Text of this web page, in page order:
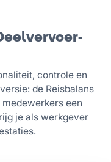
controle en
de Reisbalans
een
je als werkgever